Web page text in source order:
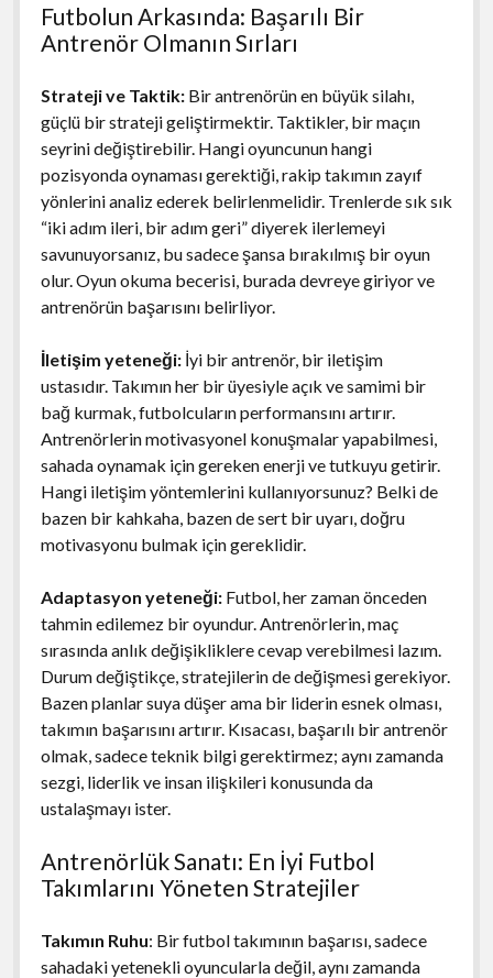
Futbolun Arkasında: Başarılı Bir
Antrenör Olmanın Sırları
Strateji ve Taktik:Bir antrenörün en büyük silahı,
güçlü bir strateji geliştirmektir. Taktikler, bir maçın
seyrini değiştirebilir. Hangi oyuncunun hangi
pozisyonda oynaması gerektiği, rakip takımın zayıf
yönlerini analiz ederek belirlenmelidir. Trenlerde sık sık
“iki adım ileri, bir adım geri” diyerek ilerlemeyi
savunuyorsanız, bu sadece şansa bırakılmış bir oyun
olur. Oyun okuma becerisi, burada devreye giriyor ve
antrenörün başarısını belirliyor.
İletişim yeteneği:İyi bir antrenör, bir iletişim
ustasıdır. Takımın her bir üyesiyle açık ve samimi bir
bağ kurmak, futbolcuların performansını artırır.
Antrenörlerin motivasyonel konuşmalar yapabilmesi,
sahada oynamak için gereken enerji ve tutkuyu getirir.
Hangi iletişim yöntemlerini kullanıyorsunuz? Belki de
bazen bir kahkaha, bazen de sert bir uyarı, doğru
motivasyonu bulmak için gereklidir.
Adaptasyon yeteneği:Futbol, her zaman önceden
tahmin edilemez bir oyundur. Antrenörlerin, maç
sırasında anlık değişikliklere cevap verebilmesi lazım.
Durum değiştikçe, stratejilerin de değişmesi gerekiyor.
Bazen planlar suya düşer ama bir liderin esnek olması,
takımın başarısını artırır. Kısacası, başarılı bir antrenör
olmak, sadece teknik bilgi gerektirmez; aynı zamanda
sezgi, liderlik ve insan ilişkileri konusunda da
ustalaşmayı ister.
Antrenörlük Sanatı: En İyi Futbol
Takımlarını Yöneten Stratejiler
Takımın Ruhu: Bir futbol takımının başarısı, sadece
sahadaki yetenekli oyuncularla değil, aynı zamanda